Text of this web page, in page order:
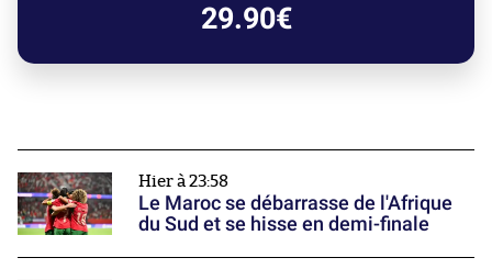
29.90€
Hier à 23:58
Le Maroc se débarrasse de l'Afrique
du Sud et se hisse en demi-finale